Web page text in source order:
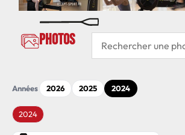
Photos
Années 2026 2025 2024
2024